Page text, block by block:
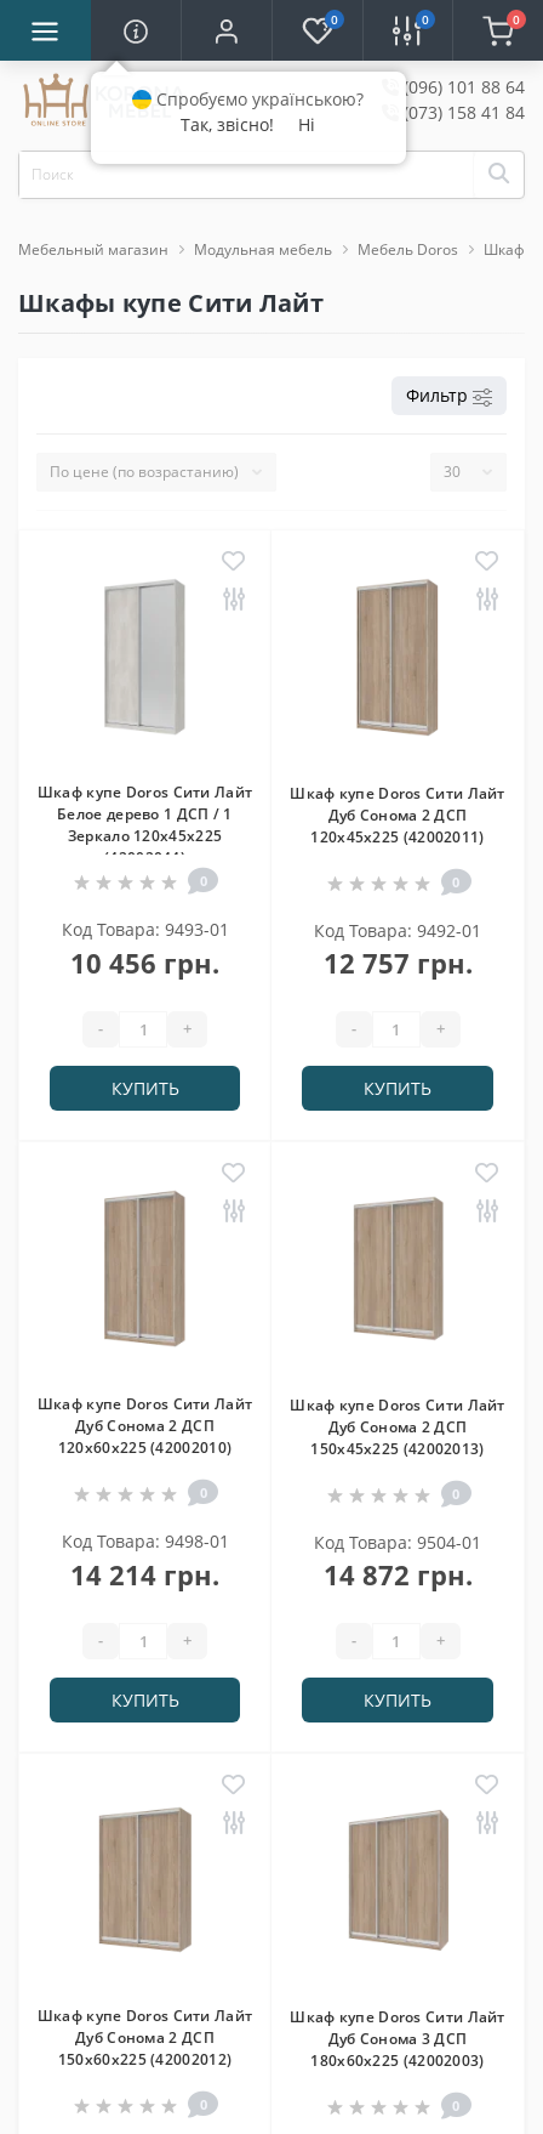
0 0 0
(096) 101 88 64
(073) 158 41 84
Мебельный магазин Модульная мебель Мебель Doros Шкафы-
Шкафы купе Сити Лайт
Фильтр
Шкаф купе Doros Сити Лайт
Белое дерево 1 ДСП / 1
Зеркало 120х45х225
(42002044)
0
Код Товара: 9493-01
10 456 грн.
- +
КУПИТЬ
Шкаф купе Doros Сити Лайт
Дуб Cонома 2 ДСП
120х45х225 (42002011)
0
Код Товара: 9492-01
12 757 грн.
- +
КУПИТЬ
Шкаф купе Doros Сити Лайт
Дуб Cонома 2 ДСП
120х60х225 (42002010)
0
Код Товара: 9498-01
14 214 грн.
- +
КУПИТЬ
Шкаф купе Doros Сити Лайт
Дуб Cонома 2 ДСП
150х45х225 (42002013)
0
Код Товара: 9504-01
14 872 грн.
- +
КУПИТЬ
Шкаф купе Doros Сити Лайт
Дуб Cонома 2 ДСП
150х60х225 (42002012)
0
Шкаф купе Doros Сити Лайт
Дуб Cонома 3 ДСП
180х60х225 (42002003)
0
Спробуємо українською?
Так, звісно!
Ні